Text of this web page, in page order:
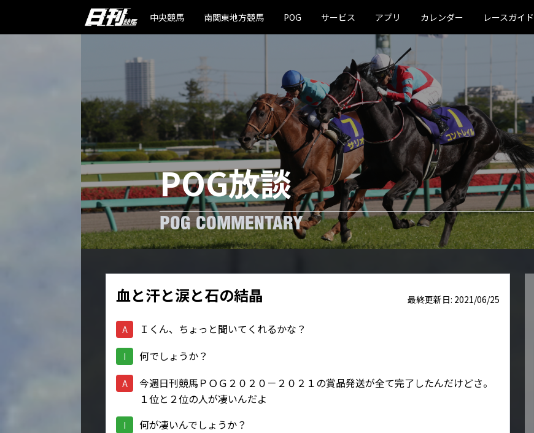
中央競馬 南関東地方競馬 POG サービス アプリ カレンダー レースガイド
POG放談
POG COMMENTARY
血と汗と涙と石の結晶 最終更新日: 2021/06/25
A Ｉくん、ちょっと聞いてくれるかな？
I 何でしょうか？
A
今週日刊競馬ＰＯＧ２０２０－２０２１の賞品発送が全て完了したんだけどさ。
１位と２位の人が凄いんだよ
I 何が凄いんでしょうか？